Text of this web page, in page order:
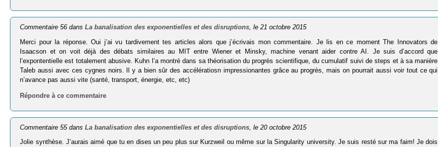
Commentaire 56 dansLa banalisation des exponentielles et des disruptions, le 21 octobre 2015
Merci pour la réponse. Oui j’ai vu tardivement tes articles alors que j’écrivais mon commentaire. Je lis en ce moment The Innovators de
Isaacson et on voit déjà des débats similaires au MIT entre Wiener et Minsky, machine venant aider contre AI. Je suis d’accord que
l’expontentielle est totalement abusive. Kuhn l’a montré dans sa théorisation du progrès scientifique, du cumulatif suivi de steps et à sa manière
Taleb aussi avec ces cygnes noirs. Il y a bien sûr des accélératiosn impressionantes grâce au progrès, mais on pourrait aussi voir tout ce qui
n’avance pas aussi vite (santé, transport, énergie, etc, etc)
Répondre à ce commentaire
Commentaire 55 dansLa banalisation des exponentielles et des disruptions , le 20 octobre 2015
Jolie synthèse. J’aurais aimé que tu en dises un peu plus sur Kurzweil ou même sur la Singularity university. Je suis resté sur ma faim! Je dois